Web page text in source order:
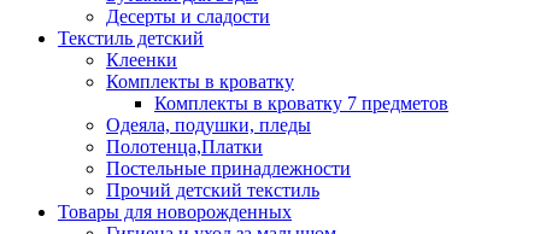
Десерты и сладости
Текстиль детский
Клеенки
Комплекты в кроватку
Комплекты в кроватку 7 предметов
Одеяла, подушки, пледы
Полотенца,Платки
Постельные принадлежности
Прочий детский текстиль
Товары для новорожденных